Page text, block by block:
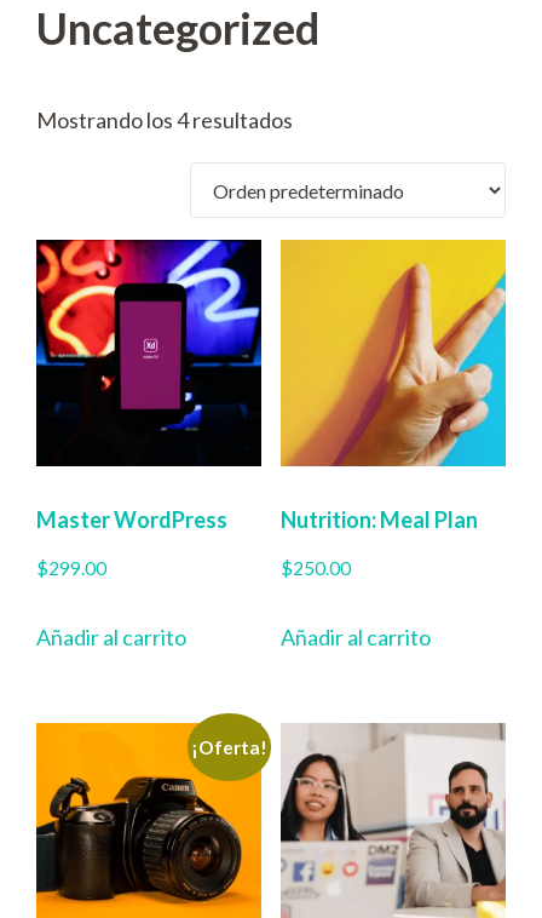
Uncategorized
Mostrando los 4 resultados
Master WordPress
$299.00
Añadir al carrito
Nutrition: Meal Plan
$250.00
Añadir al carrito
¡Oferta!